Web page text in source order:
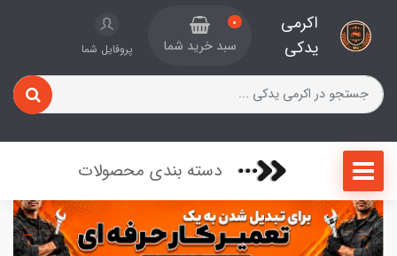
اکرمی
یدکی
0
سبد خرید شما پروفایل شما
دسته بندی محصولات